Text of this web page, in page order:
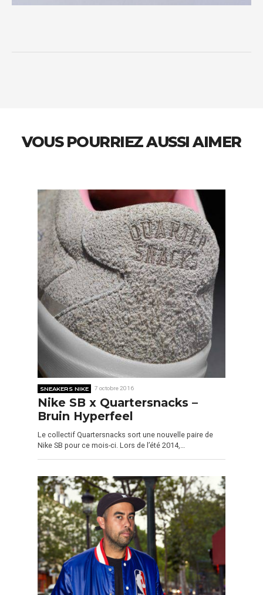
VOUS POURRIEZ AUSSI AIMER
SNEAKERS NIKE 7 octobre 2016
Nike SB x Quartersnacks –
Bruin Hyperfeel
Le collectif Quartersnacks sort une nouvelle paire de
Nike SB pour ce mois-ci. Lors de l’été 2014,…